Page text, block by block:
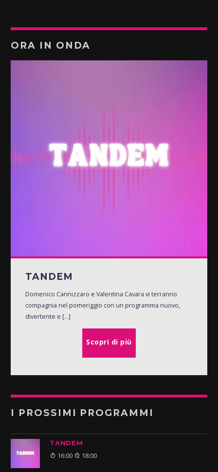
ORA IN ONDA
TANDEM
Domenico Cannizzaro e Valentina Cavara vi terranno
compagnia nel pomeriggio con un programma nuovo,
divertente e [...]
Scopri di più
I PROSSIMI PROGRAMMI
TANDEM
16:00 18:00